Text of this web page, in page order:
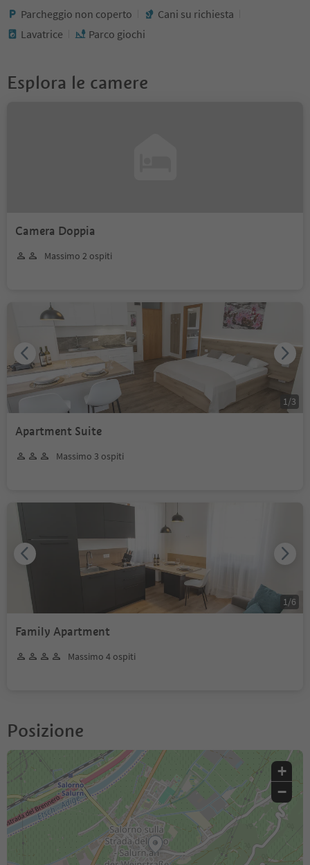
Parcheggio non coperto
Cani su richiesta
Lavatrice
Parco giochi
Esplora le camere
Camera Doppia
Massimo 2 ospiti
Apartment Suite
Massimo 3 ospiti
1 /3
Family Apartment
Massimo 4 ospiti
1 /6
Posizione
+
−